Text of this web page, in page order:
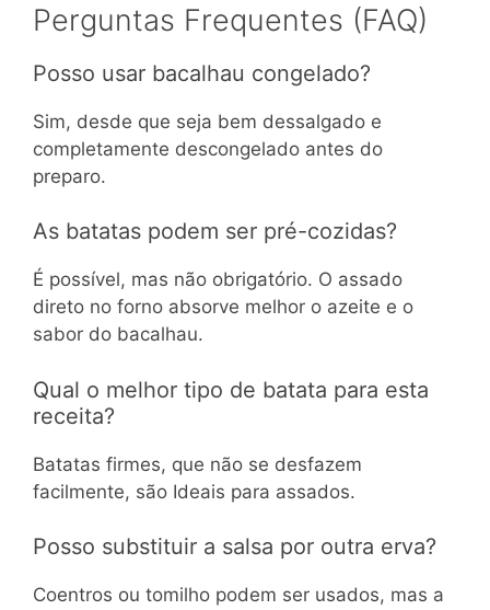
Perguntas Frequentes (FAQ)
Posso usar bacalhau congelado?
Sim, desde que seja bem dessalgado e
completamente descongelado antes do
preparo.
As batatas podem ser pré-cozidas?
É possível, mas não obrigatório. O assado
direto no forno absorve melhor o azeite e o
sabor do bacalhau.
Qual o melhor tipo de batata para esta
receita?
Batatas firmes, que não se desfazem
facilmente, são Ideais para assados.
Posso substituir a salsa por outra erva?
Coentros ou tomilho podem ser usados, mas a